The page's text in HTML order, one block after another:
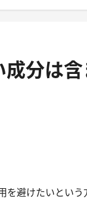
分は
を避けたいという